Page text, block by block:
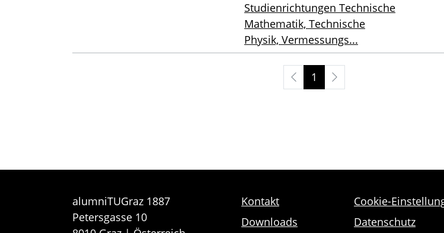
Studienrichtungen Technische
Mathematik, Technische
Physik, Vermessungs...
1
alumniTUGraz 1887
Petersgasse 10
Kontakt
Downloads
Cookie-
Datenschutz